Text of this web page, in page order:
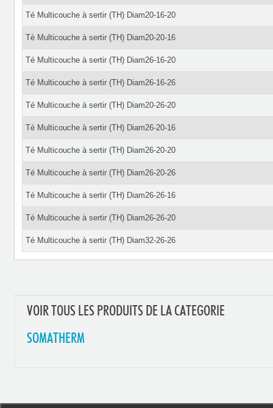
Té Multicouche à sertir (TH) Diam20-16-20
Té Multicouche à sertir (TH) Diam20-20-16
Té Multicouche à sertir (TH) Diam26-16-20
Té Multicouche à sertir (TH) Diam26-16-26
Té Multicouche à sertir (TH) Diam20-26-20
Té Multicouche à sertir (TH) Diam26-20-16
Té Multicouche à sertir (TH) Diam26-20-20
Té Multicouche à sertir (TH) Diam26-20-26
Té Multicouche à sertir (TH) Diam26-26-16
Té Multicouche à sertir (TH) Diam26-26-20
Té Multicouche à sertir (TH) Diam32-26-26
VOIR TOUS LES PRODUITS DE LA CATEGORIE
SOMATHERM